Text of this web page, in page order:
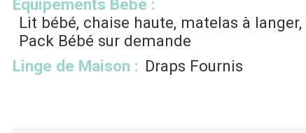
Equipements Bébé :
Lit bébé, chaise haute, matelas à
Pack Bébé sur demande
Linge de Maison : Draps Fournis